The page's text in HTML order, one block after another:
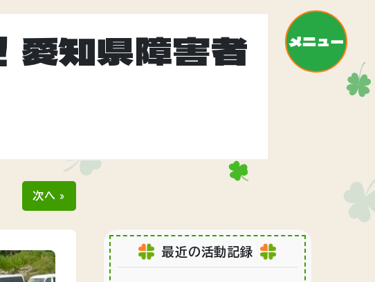
メニュー
愛知県障害者
次へ »
最近の活動記録